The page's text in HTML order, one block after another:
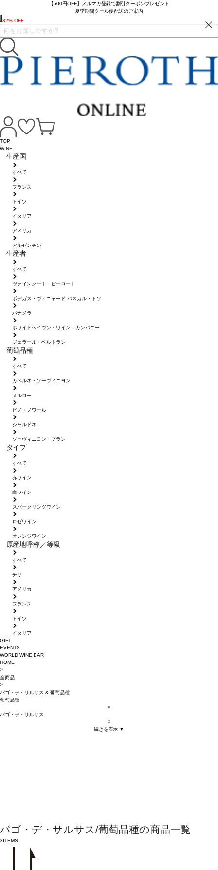
【500円OFF】メルマガ登録で割引クーポンプレゼント
夏季期間クール便配送のご案内
TOP
WINE
生産国
すべて
フランス
ドイツ
イタリア
アメリカ
アルゼンチン
生産者
すべて
ヴァイングート・ピーロート
ボデガス・ヴィニャード パスカル・トソ
パナメラ
ホワイトへイヴン・ワイン・カンパニー
ジェラール・ベルトラン
葡萄品種
すべて
カベルネ・ソーヴィニヨン
メルロー
ピノ・ノワール
シャルドネ
ソーヴィニヨン・ブラン
タイプ
すべて
赤ワイン
白ワイン
スパークリングワイン
ロゼワイン
オレンジワイン
原産地呼称／等級
すべて
チリ
アメリカ
フランス
ドイツ
イタリア
GIFT
EVENTS
WORLD WINE BAR
HOME
>
全商品
>
パゴ・デ・サルサス & 葡萄品種
葡萄品種
×
パゴ・デ・サルサス
×
続きを表示 ▼
パゴ・デ・サルサス/葡萄品種の商品一覧
3ITEMS
32% OFF